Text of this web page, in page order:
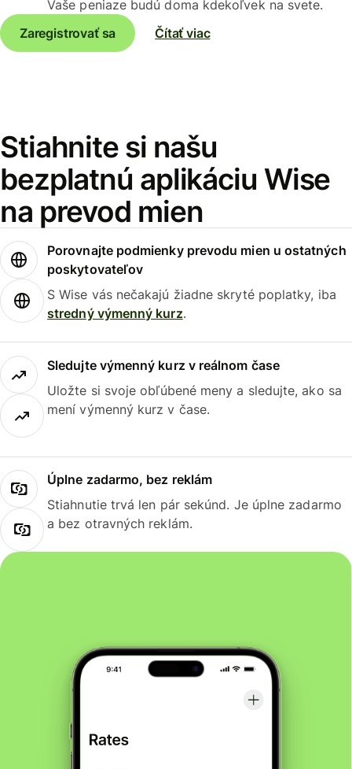
Vaše peniaze budú doma kdekoľvek na svete.
Zaregistrovať sa
Čítať viac
Stiahnite si našu
bezplatnú aplikáciu Wise
na prevod mien
Porovnajte podmienky prevodu mien u ostatných
poskytovateľov
S Wise vás nečakajú žiadne skryté poplatky, iba
stredný výmenný kurz.
Sledujte výmenný kurz v reálnom čase
Uložte si svoje obľúbené meny a sledujte, ako sa
mení výmenný kurz v čase.
Úplne zadarmo, bez reklám
Stiahnutie trvá len pár sekúnd. Je úplne zadarmo
a bez otravných reklám.